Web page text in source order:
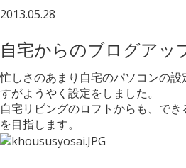
2013.05.28
自宅からのブログアッ
忙しさのあまり自宅のパソコンの
すがようやく設定をしました。
自宅リビングのロフトからも、で
を目指します。